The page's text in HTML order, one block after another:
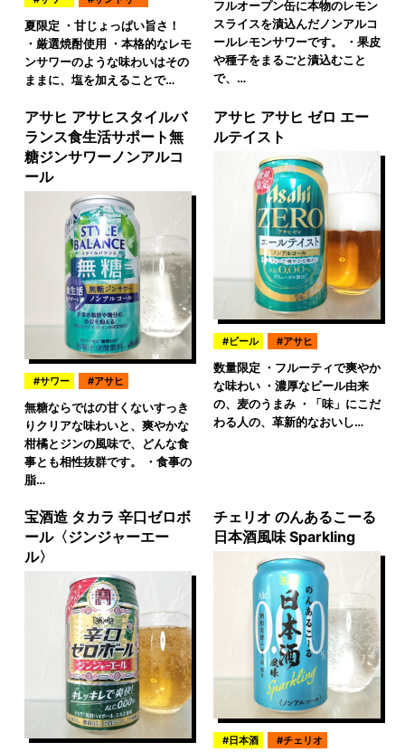
夏限定 ・甘じょっぱい旨さ！
・厳選焼酎使用 ・本格的なレモ
ンサワーのような味わいはその
ままに、塩を加えることで…
フルオープン缶に本物のレモン
スライスを漬込んだノンアルコ
ールレモンサワーです。 ・果皮
や種子をまるごと漬込むこと
で、…
アサヒ アサヒスタイルバ
ランス食生活サポート無
糖ジンサワーノンアルコ
ール
サワー アサヒ
無糖ならではの甘くないすっき
りクリアな味わいと、爽やかな
柑橘とジンの風味で、どんな食
事とも相性抜群です。 ・食事の
脂…
アサヒ アサヒ ゼロ エー
ルテイスト
ビール アサヒ
数量限定 ・フルーティで爽やか
な味わい ・濃厚なビール由来
の、麦のうまみ ・「味」にこだ
わる人の、革新的なおいし…
宝酒造 タカラ 辛口ゼロボ
ール〈ジンジャーエー
ル〉
チェリオ のんあるこーる
日本酒風味 Sparkling
日本酒 チェリオ